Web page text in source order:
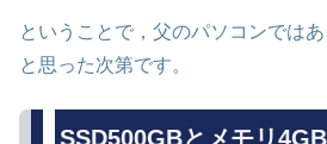
ということで，父のパソコンではあ
と思った次第です。
SSD500GBとメモリ